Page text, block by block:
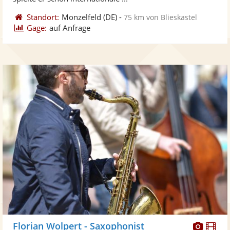
Standort: Monzelfeld (DE) -75 km von Blieskastel
Gage: auf Anfrage
Florian Wolpert - Saxophonist